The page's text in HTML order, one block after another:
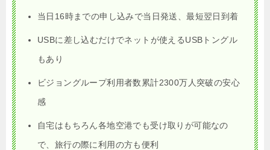
当日16時までの申し込みで当日発送、最短翌日到着
USBに差し込むだけでネットが使えるUSBトングル
もあり
ビジョングループ利用者数累計2300万人突破の安心
感
自宅はもちろん各地空港でも受け取りが可能なの
で、旅行の際に利用の方も便利